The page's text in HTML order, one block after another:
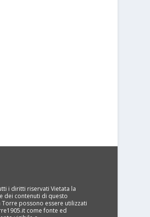
i diritti riservati Vietata la
dei contenuti di questo
possono essere utilizzati
come fonte ed